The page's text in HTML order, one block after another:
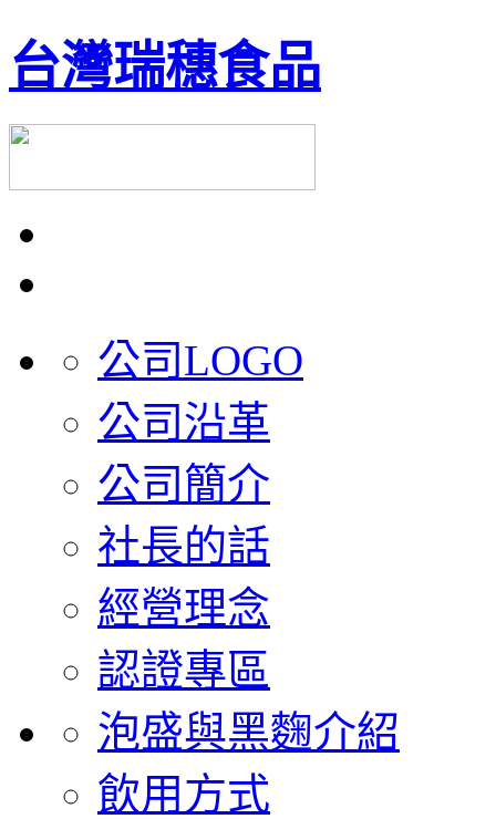
台灣瑞穗食品
公司LOGO
公司沿革
公司簡介
社長的話
經營理念
認證專區
泡盛與黑麴介紹
飲用方式